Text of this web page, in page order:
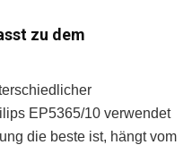
zu dem
EP5365/10 verwendet
die beste ist, hängt vom